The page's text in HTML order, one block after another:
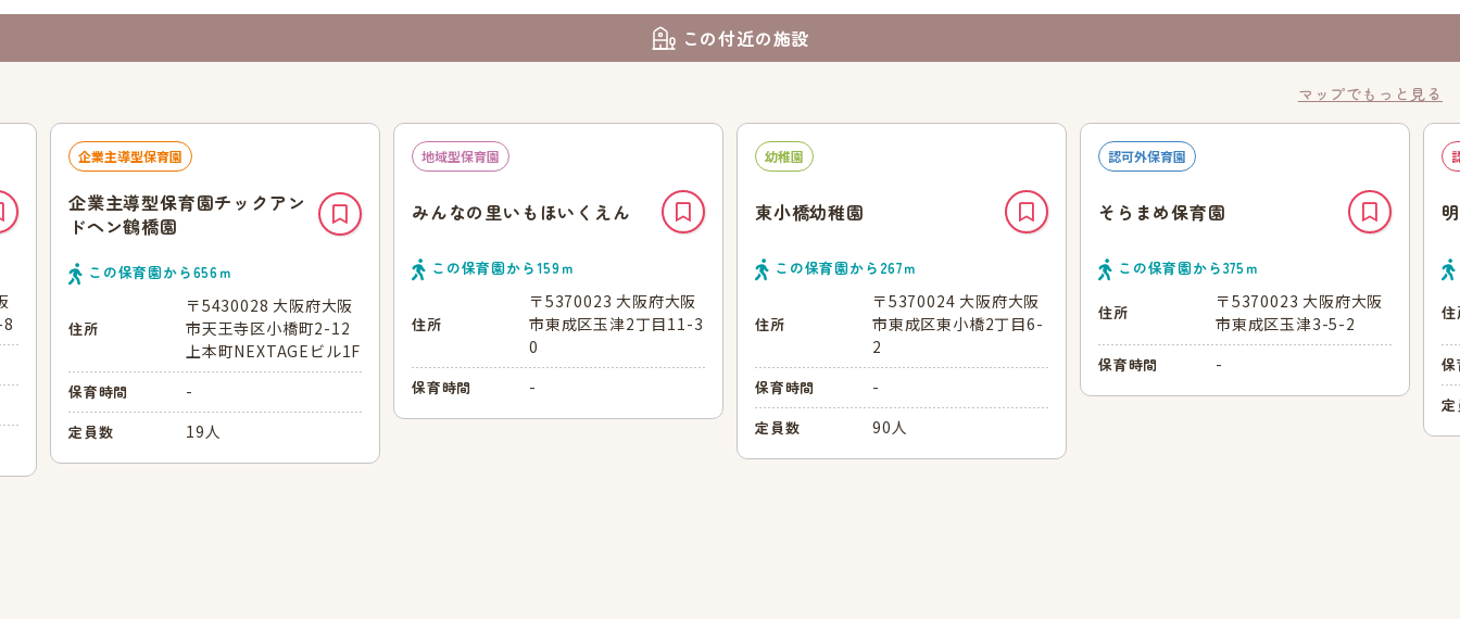
この付近の施設
マップでもっと見る
企業主導型保育園
企業主導型保育園チックアン
ドヘン鶴橋園
この保育園から656ｍ
住所
〒5430028 大阪府大阪
市天王寺区小橋町2-12
上本町NEXTAGEビル1F
保育時間 -
定員数 19人
地域型保育園
みんなの里いもほいくえん
この保育園から159ｍ
住所
〒5370023 大阪府大阪
市東成区玉津2丁目11-3
0
保育時間 -
幼稚園
東小橋幼稚園
この保育園から 267ｍ
住所
〒5370024 大阪府大阪
市東成区東小橋2丁目6-
2
保育時間 -
定員数 90人
認可外保育園
そらまめ保育園
この保育園から375ｍ
住所
〒5370023 大阪府大阪
市東成区玉津3-5-2
保育時間 -
住
保
定